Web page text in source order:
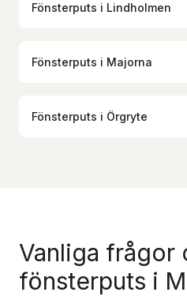
Fönsterputs i Lindholmen
Fönsterputs i Majorna
Fönsterputs i Örgryte
Vanliga frågor
fönsterputs i